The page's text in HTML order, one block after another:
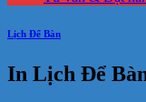
Lịch Để Bàn
In Lịch Để